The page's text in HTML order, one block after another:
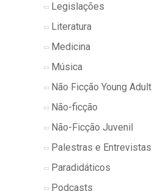
Legislações
Literatura
Medicina
Música
Não Ficção Young Adult
Não-ficção
Não-Ficção Juvenil
Palestras e Entrevistas
Paradidáticos
Podcasts